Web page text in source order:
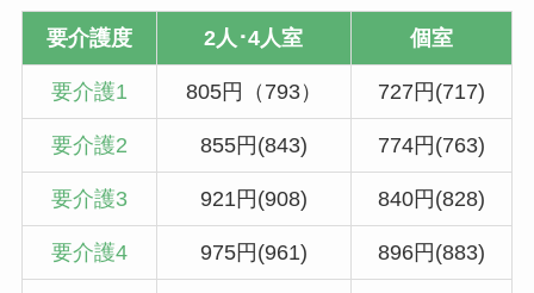
要介護度 2人･4人室 個室
要介護1 805円（793） 727円(717)
要介護2 855円(843) 774円(763)
要介護3 921円(908) 840円(828)
要介護4 975円(961) 896円(883)